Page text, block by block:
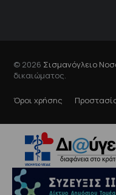
© 2026 Σισμανόγλειο
δικαιώματος.
Όροι χρήσης